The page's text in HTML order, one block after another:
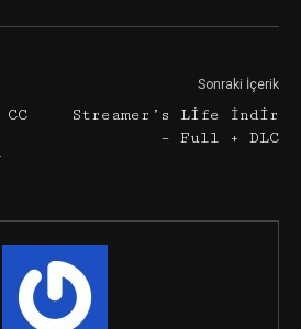
Sonraki İçerik
Streamer’s Life İndir
– Full + DLC